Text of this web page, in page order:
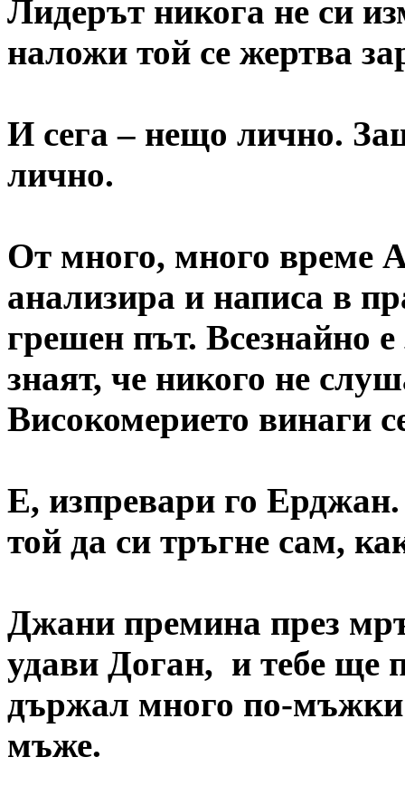
Лидерът никога не си
наложи той се жертва
И сега – нещо лично.
лично.
От много, много време
анализира и написа в
грешен път. Всезнайно
знаят, че никого не
Високомерието винаги
Е, изпревари го
той да си тръгне сам,
Джани премина през
удави Доган, и тебе ще
държал много по-мъжки
мъже.